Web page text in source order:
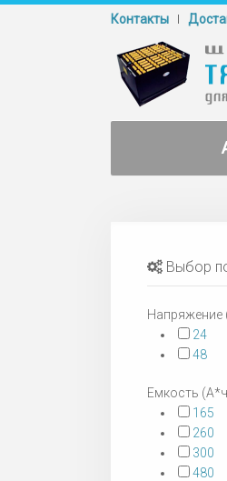
Контакты
Выбор
Напряжение
24
48
Емкость
165
260
300
480